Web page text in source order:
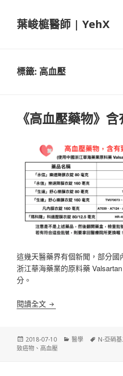
葉峻榳醫師 | YehX
標籤: 高血壓
《高血壓藥物》
這幾天醫藥界有個新聞，部分國
浙江華海藥業的原料藥
分。
閱讀全文 《高血壓藥物》含有致
發
佈
2018-07-10
分
醫學
標
N-亞硝
致癌物 、高血壓